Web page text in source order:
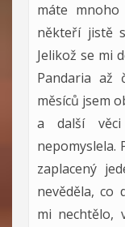
máte
někteří jistě
Jelikož se mi
Pandaria až
měsíců jsem
a další
nepomyslela.
zaplacený
nevěděla, co
mi nechtělo,